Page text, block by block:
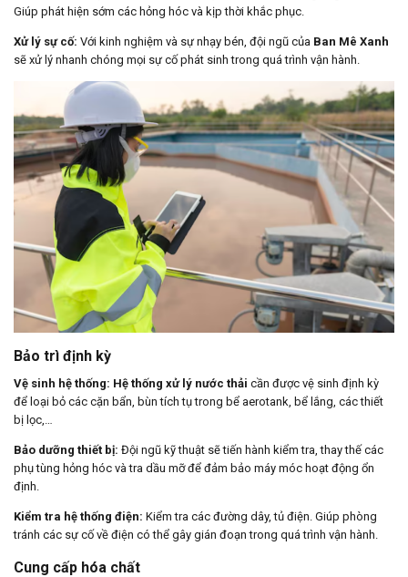
Giúp phát hiện sớm các hỏng hóc và kịp thời khắc phục.
Xử lý sự cố: Với kinh nghiệm và sự nhạy bén, đội ngũ của Ban Mê Xanh
sẽ xử lý nhanh chóng mọi sự cố phát sinh trong quá trình vận hành.
Bảo trì định kỳ
Vệ sinh hệ thống: Hệ thống xử lý nước thải cần được vệ sinh định kỳ
để loại bỏ các cặn bẩn, bùn tích tụ trong bể aerotank, bể lắng, các thiết
bị lọc,…
Bảo dưỡng thiết bị: Đội ngũ kỹ thuật sẽ tiến hành kiểm tra, thay thế các
phụ tùng hỏng hóc và tra dầu mỡ để đảm bảo máy móc hoạt động ổn
định.
Kiểm tra hệ thống điện: Kiểm tra các đường dây, tủ điện. Giúp phòng
tránh các sự cố về điện có thể gây gián đoạn trong quá trình vận hành.
Cung cấp hóa chất